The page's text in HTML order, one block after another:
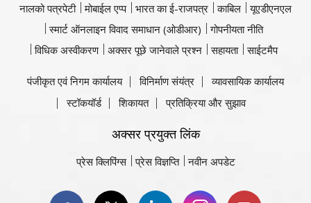
नालको पत्रपेटी मोबाईल एप्प भारत का ई-राजपत्र काबिल
यूएडीएनएल
स्मार्ट ऑनलाइन विवाद समाधान (ओडीआर)
गोपनीयता नीति
विधिक अस्वीकरण
अक्सर पूछे जानेवाले प्रश्न सहायता साईटमैप
पंजीकृत एवं निगम कार्यालय विनिर्माण संयंत्र
व्यावसायिक कार्यालय
स्टॉकयॉर्ड
शिकायत प्रतिक्रिया और सुझाव
अक्सर प्रयुक्त लिंक
प्रेस क्लिपिंग्स प्रेस विज्ञप्ति नवीन अपडेट